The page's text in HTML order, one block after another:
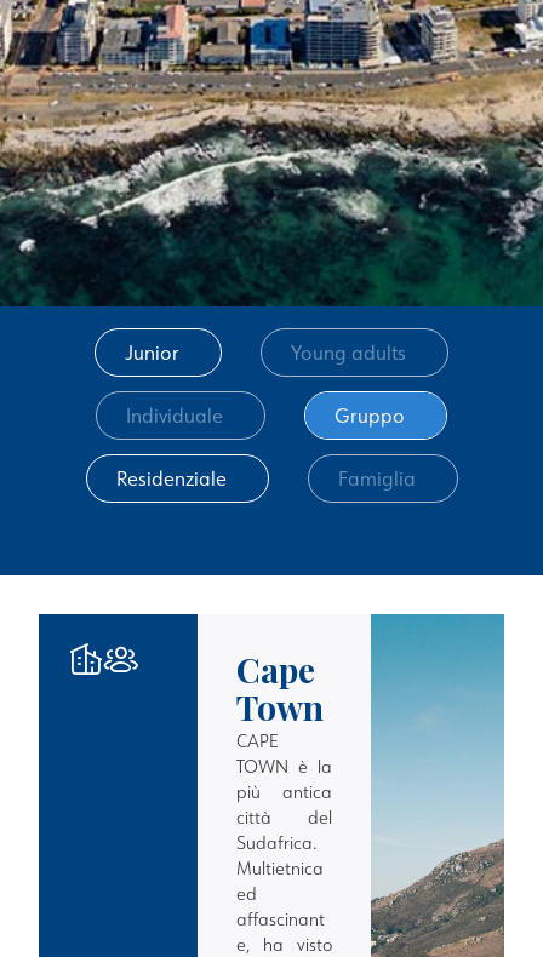
Junior Young adults
Individuale Gruppo
Residenziale Famiglia
Cape
Town
CAPE
TOWN è la
più antica
città del
Sudafrica.
Multietnica
ed
affascinant
e, ha visto